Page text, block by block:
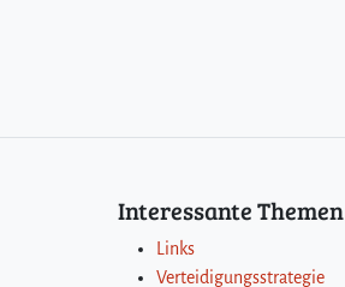
Interessante Themen
Links
Verteidigungsstrategie